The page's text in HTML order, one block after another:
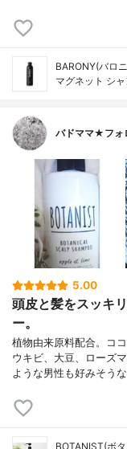
BARONY(バロ
マグネット シ
バドママ★フ
5.00
頭皮と髪をスッキ
ー。
植物由来原料配合。コ
ウキビ、大豆、ローズ
ような男性も好みそう
BOTANIST(ボ